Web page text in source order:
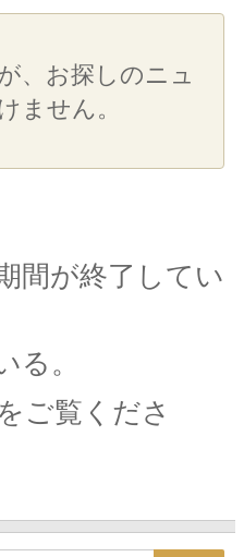
、お探しのニュ
ません。
間が終了してい
る。
をご覧くださ